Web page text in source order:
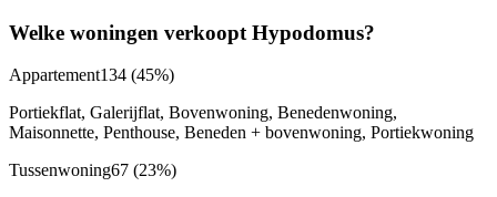
Welke woningen verkoopt Hypodomus?
Appartement134 (45%)
Portiekflat, Galerijflat, Bovenwoning, Benedenwoning,
Maisonnette, Penthouse, Beneden + bovenwoning, Portiekwoning
Tussenwoning67 (23%)